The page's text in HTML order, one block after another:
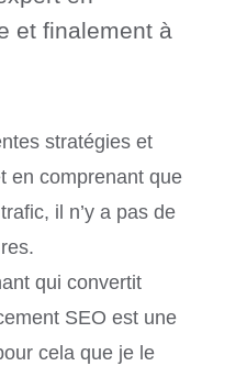
et finalement à
stratégies et
en comprenant que
il n’y a pas de
qui convertit
SEO est une
cela que je le